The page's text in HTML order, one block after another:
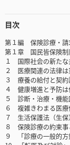
目次
第１編 保険診療・請
第１章 国民皆保険制
１ 国際社会の新たな
２ 医療関連の法律は
３ 療養の給付と契約
４ 健康増進と予防は
５ 診断・治療・機能
６ 複雑きわまる医療
７ 生活保護法（生保
８ 保険診療の約束事
９ 「診療の一般的方